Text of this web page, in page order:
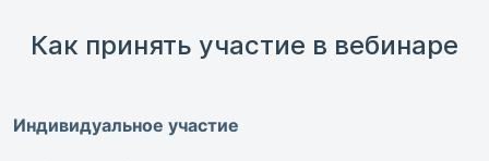
Как принять участие в вебинаре
Индивидуальное участие